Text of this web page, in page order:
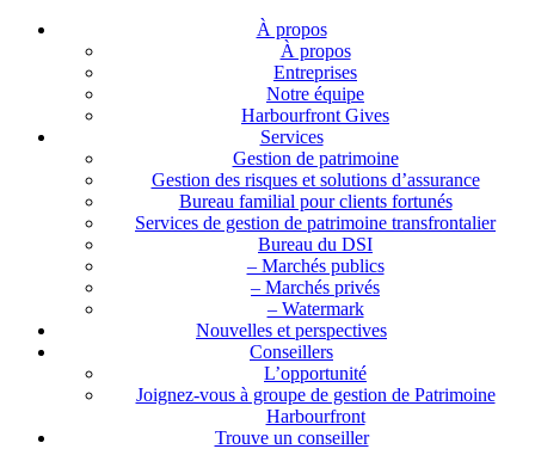
À propos
À propos
Entreprises
Notre équipe
Harbourfront Gives
Services
Gestion de patrimoine
Gestion des risques et solutions d’assurance
Bureau familial pour clients fortunés
Services de gestion de patrimoine transfrontalier
Bureau du DSI
– Marchés publics
– Marchés privés
– Watermark
Nouvelles et perspectives
Conseillers
L’opportunité
Joignez-vous à groupe de gestion de Patrimoine
Harbourfront
Trouve un conseiller